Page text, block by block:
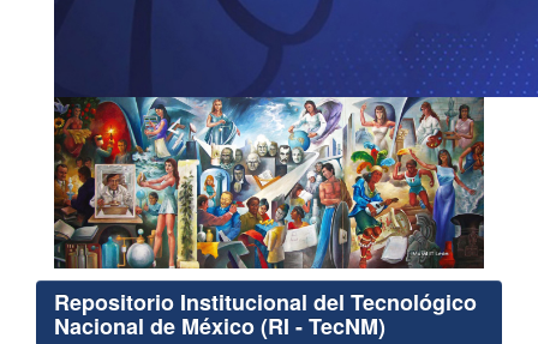
Repositorio Institucional del Tecnológico
Nacional de México (RI - TecNM)